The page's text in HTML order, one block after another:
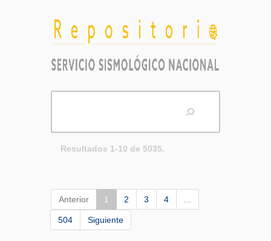
Resultados 1-10 de 5035.
Anterior 1 2 3 4
504 Siguiente